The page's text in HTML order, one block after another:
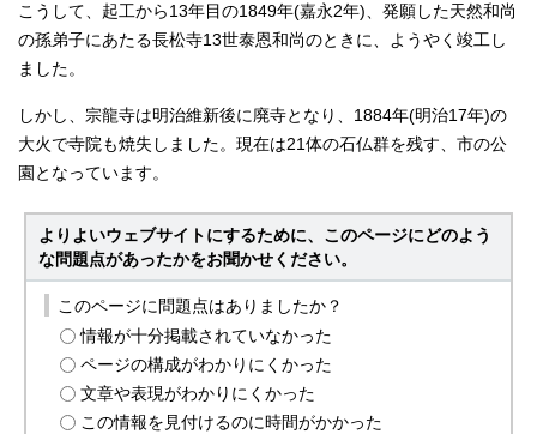
こうして、起工から13年目の1849年(嘉永2年)、発願した天然和尚
の孫弟子にあたる長松寺13世泰恩和尚のときに、ようやく竣工し
ました。
しかし、宗龍寺は明治維新後に廃寺となり、1884年(明治17年)の
大火で寺院も焼失しました。現在は21体の石仏群を残す、市の公
園となっています。
よりよいウェブサイトにするために、このページにどのよう
な問題点があったかをお聞かせください。
このページに問題点はありましたか？
情報が十分掲載されていなかった
ページの構成がわかりにくかった
文章や表現がわかりにくかった
この情報を見付けるのに時間がかかった